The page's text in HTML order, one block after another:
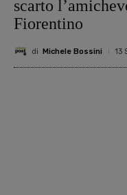
scarto
Fiorentino
di Michele Bossini 13